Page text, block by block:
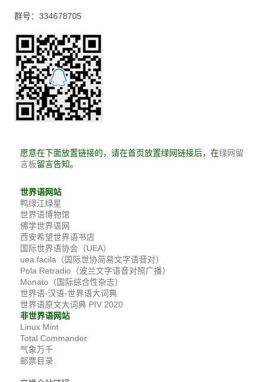
群号：334678705
愿意在下面放置链接的，请在首页放置绿网链接后，在绿网留
言板留言告知。
世界语网站
鸭绿江绿星
世界语博物馆
佛学世界语网
西安希望世界语书店
国际世界语协会（UEA）
uea.facila（国际世协简易文字语音对）
Pola Retradio（波兰文字语音对照广播）
Monato（国际综合性杂志）
世界语-汉语-世界语大词典
世界语原文大词典 PIV 2020
非世界语网站
Linux Mint
Total Commander
气象万千
邮票目录